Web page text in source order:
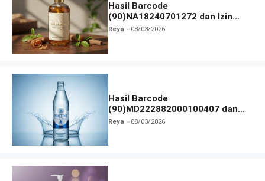
Hasil Barcode
(90)NA18240701272 dan Izin
BPOM
Reya 08/03/2026
Hasil Barcode
(90)MD222882000100407 dan
Izin BPOM
Reya 08/03/2026